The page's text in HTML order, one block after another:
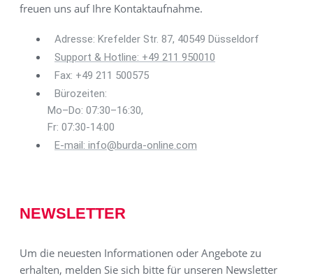
freuen uns auf Ihre Kontaktaufnahme.
Adresse: Krefelder Str. 87, 40549 Düsseldorf
Support & Hotline: +49 211 950010
Fax: +49 211 500575
Bürozeiten:
Mo–Do: 07:30–16:30,
Fr: 07:30-14:00
E-mail: info@burda-online.com
NEWSLETTER
Um die neuesten Informationen oder Angebote zu
erhalten, melden Sie sich bitte für unseren Newsletter